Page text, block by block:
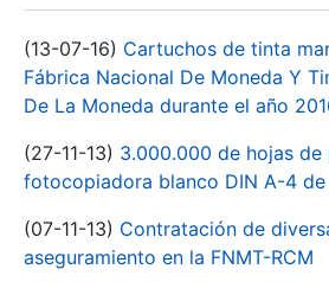
(13-07-16) Cartuchos de tinta
Fábrica Nacional De Moneda Y
De La Moneda durante el año
(27-11-13) 3.000.000 de hojas de
fotocopiadora blanco DIN A-4
(07-11-13) Contratación de
aseguramiento en la FNMT-RCM